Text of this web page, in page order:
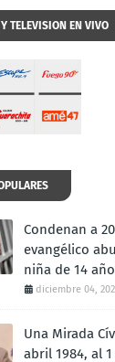
TELEVISION EN VIVO
Condenan a
evangélico
niña de 14
diciembre 04,
Una Mirada
abril 1984, al 1